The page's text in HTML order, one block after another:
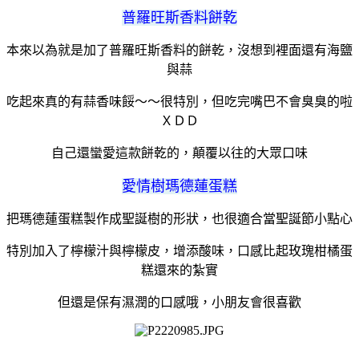
普羅旺斯香料餅乾
本來以為就是加了普羅旺斯香料的餅乾，沒想到裡面還有海鹽
與蒜
吃起來真的有蒜香味餒～～很特別，但吃完嘴巴不會臭臭的啦
ＸＤＤ
自己還蠻愛這款餅乾的，顛覆以往的大眾口味
愛情樹瑪德蓮蛋糕
把瑪德蓮蛋糕製作成聖誕樹的形狀，也很適合當聖誕節小點心
特別加入了檸檬汁與檸檬皮，增添酸味，口感比起玫瑰柑橘蛋
糕還來的紮實
但還是保有濕潤的口感哦，小朋友會很喜歡